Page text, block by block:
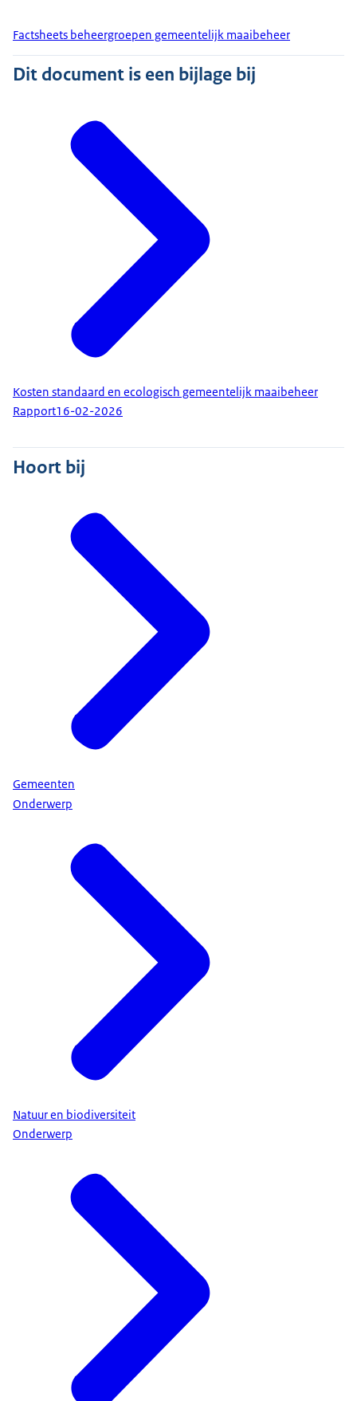
Factsheets beheergroepen gemeentelijk maaibeheer
Dit document is een bijlage bij
Kosten standaard en ecologisch gemeentelijk maaibeheer
Rapport16-02-2026
Hoort bij
Gemeenten
Onderwerp
Natuur en biodiversiteit
Onderwerp